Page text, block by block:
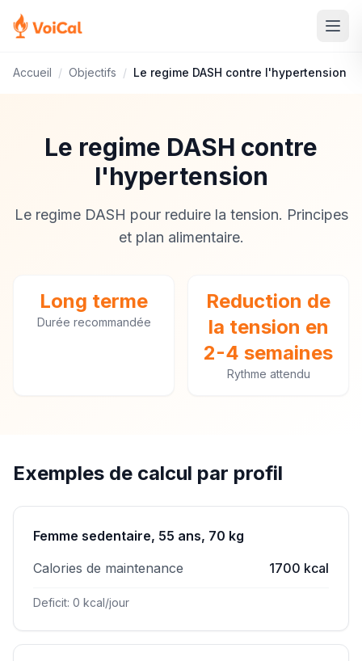
Accueil / Objectifs / Le regime DASH contre l'hypertension
Le regime DASH contre
l'hypertension
Le regime DASH pour reduire la tension. Principes
et plan alimentaire.
Long terme
Durée recommandée
Reduction de
la tension en
2-4 semaines
Rythme attendu
Exemples de calcul par profil
Femme sedentaire, 55 ans, 70 kg
Calories de maintenance
1700 kcal
Deficit: 0 kcal/jour